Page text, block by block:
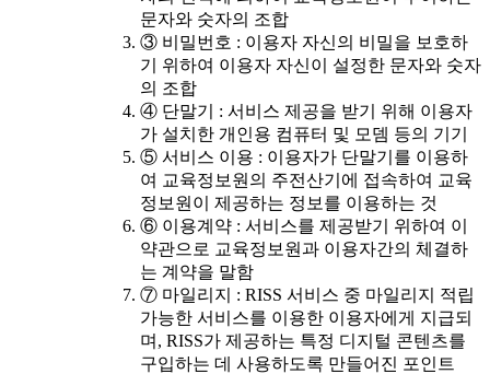
문자와 숫자의 조합
③ 비밀번호 : 이용자 자신의 비밀을 보호하
기 위하여 이용자 자신이 설정한 문자와 숫자
의 조합
④ 단말기 : 서비스 제공을 받기 위해 이용자
가 설치한 개인용 컴퓨터 및 모뎀 등의 기기
⑤ 서비스 이용 : 이용자가 단말기를 이용하
여 교육정보원의 주전산기에 접속하여 교육
정보원이 제공하는 정보를 이용하는 것
⑥ 이용계약 : 서비스를 제공받기 위하여 이
약관으로 교육정보원과 이용자간의 체결하
는 계약을 말함
⑦ 마일리지 : RISS 서비스 중 마일리지 적립
가능한 서비스를 이용한 이용자에게 지급되
며, RISS가 제공하는 특정 디지털 콘텐츠를
구입하는 데 사용하도록 만들어진 포인트